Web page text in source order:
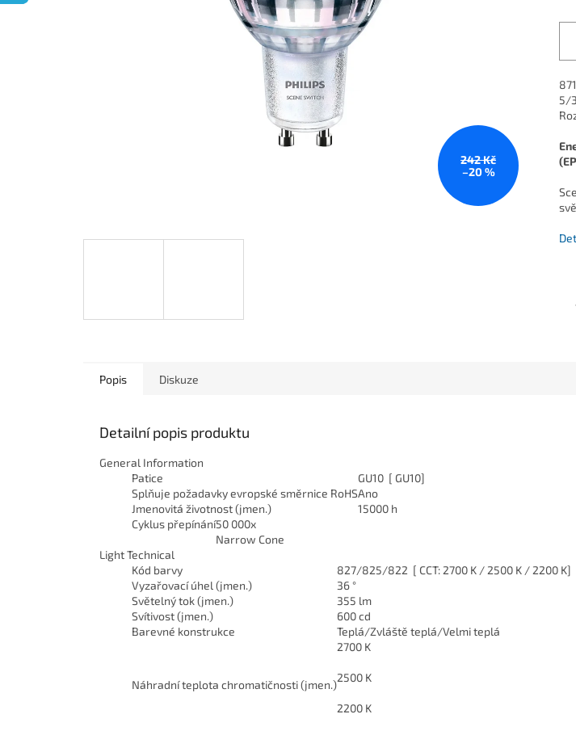
242 Kč
–20 %
5/
Popis Diskuze
Detailní popis produktu
General Information
Patice
GU10 [ GU10]
Splňuje požadavky evropské směrnice RoHSAno
Jmenovitá životnost (jmen.)
15000 h
Cyklus přepínání50 000x
Narrow Cone
Light Technical
Kód barvy
827/825/822 [ CCT: 2700 K / 2500 K / 2200 K]
Vyzařovací úhel (jmen.)
36 °
Světelný tok (jmen.)
355 lm
Svítivost (jmen.)
600 cd
Barevné konstrukce
Teplá/Zvláště teplá/Velmi teplá
Náhradní teplota chromatičnosti (jmen.)
2700 K
2500 K
2200 K